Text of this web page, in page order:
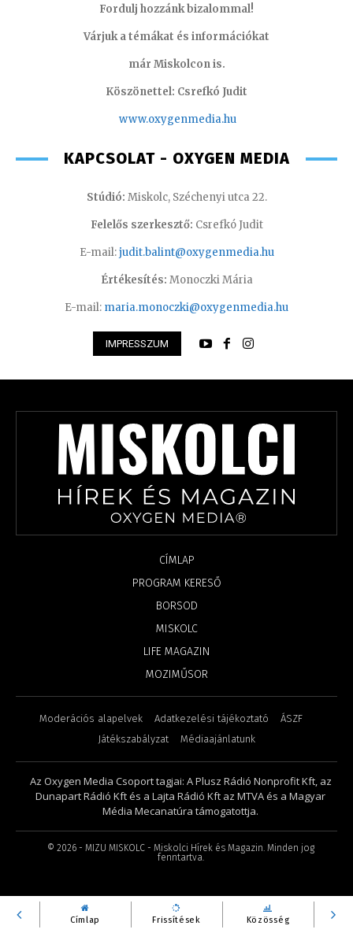
Címlap Frissítések Közösség
Fordulj hozzánk bizalommal!
Várjuk a témákat és információkat
már Miskolcon is.
Köszönettel: Csrefkó Judit
www.oxygenmedia.hu
KAPCSOLAT - OXYGEN MEDIA
Stúdió: Miskolc, Széchenyi utca 22.
Felelős szerkesztő: Csrefkó Judit
E-mail:judit.balint@oxygenmedia.hu
Értékesítés: Monoczki Mária
E-mail: maria.monoczki@oxygenmedia.hu
IMPRESSZUM
CÍMLAP
PROGRAM KERESŐ
BORSOD
MISKOLC
LIFE MAGAZIN
MOZIMŰSOR
Moderációs alapelvek Adatkezelési tájékoztató
ÁSZF
Játékszabályzat
Médiaajánlatunk
Az Oxygen Media Csoport tagjai: A Plusz Rádió Nonprofit Kft, az
Dunapart Rádió Kft és a Lajta Rádió Kft az MTVA és a Magyar
Média Mecanatúra támogatottja.
© 2026- MIZU MISKOLC - Miskolci Hírek és Magazin. Minden jog
fenntartva.